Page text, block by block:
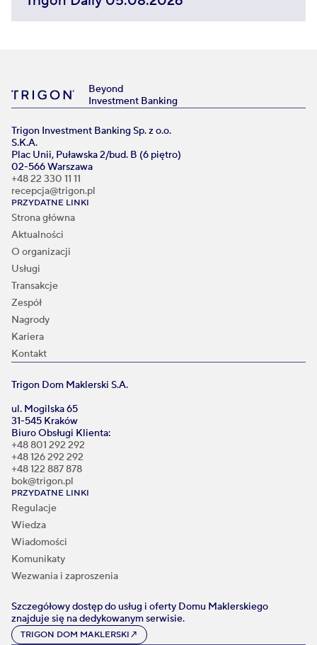
Beyond
Investment Banking
Trigon Investment Banking Sp. z o.o.
S.K.A.
Plac Unii, Puławska 2/bud. B (6 piętro)
02-566 Warszawa
+48 22 330 11 11
recepcja@trigon.pl
PRZYDATNE LINKI
Strona główna
Aktualności
O organizacji
Usługi
Transakcje
Zespół
Nagrody
Kariera
Kontakt
Trigon Dom Maklerski S.A.
ul. Mogilska 65
31-545 Kraków
Biuro Obsługi Klienta:
+48 801 292 292
+48 126 292 292
+48 122 887 878
bok@trigon.pl
PRZYDATNE LINKI
Regulacje
Wiedza
Wiadomości
Komunikaty
Wezwania i zaproszenia
Szczegółowy dostęp do usług i oferty Domu Maklerskiego
znajduje się na dedykowanym serwisie.
TRIGON DOM MAKLERSKI ↗